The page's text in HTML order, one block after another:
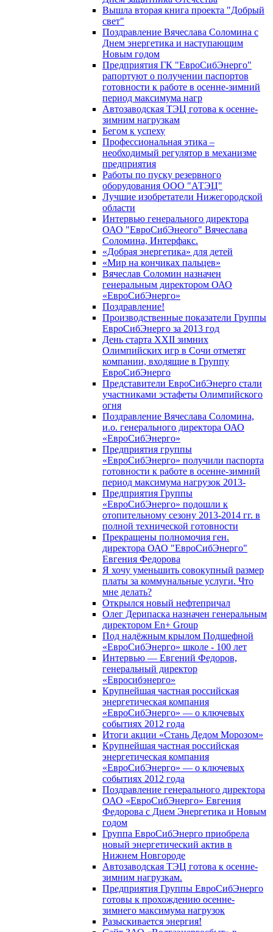
Вышла вторая книга проекта "Добрый
свет"
Поздравление Вячеслава Соломина с
Днем энергетика и наступающим
Новым годом
Предприятия ГК "ЕвроСибЭнерго"
рапортуют о получении паспортов
готовности к работе в осенне-зимний
период максимума нагр
Автозаводская ТЭЦ готова к осенне-
зимним нагрузкам
Бегом к успеху
Профессиональная этика –
необходимый регулятор в механизме
предприятия
Работы по пуску резервного
оборудования ООО "АТЭЦ"
Лучшие изобретатели Нижегородской
области
Интервью генерального директора
ОАО "ЕвроСибЭнеого" Вячеслава
Соломина, Интерфакс.
«Добрая энергетика» для детей
«Мир на кончиках пальцев»
Вячеслав Соломин назначен
генеральным директором ОАО
«ЕвроСибЭнерго»
Поздравление!
Производственные показатели Группы
ЕвроСибЭнерго за 2013 год
День старта XXII зимних
Олимпийских игр в Сочи отметят
компании, входящие в Группу
ЕвроСибЭнерго
Представители ЕвроСибЭнерго стали
участниками эстафеты Олимпийского
огня
Поздравление Вячеслава Соломина,
и.о. генерального директора ОАО
«ЕвроСибЭнерго»
Предприятия группы
«ЕвроСибЭнерго» получили паспорта
готовности к работе в осенне-зимний
период максимума нагрузок 2013-
Предприятия Группы
«ЕвроСибЭнерго» подошли к
отопительному сезону 2013-2014 гг. в
полной технической готовности
Прекращены полномочия ген.
директора ОАО "ЕвроСибЭнерго"
Евгения Федорова
Я хочу уменьшить совокупный размер
платы за коммунальные услуги. Что
мне делать?
Открылся новый нефтепричал
Олег Дерипаска назначен генеральным
директором En+ Group
Под надёжным крылом Подшефной
«ЕвроСибЭнерго» школе - 100 лет
Интервью — Евгений Федоров,
генеральный директор
«Евросибэнерго»
Крупнейшая частная российская
энергетическая компания
«ЕвроСибЭнерго» — о ключевых
событиях 2012 года
Итоги акции «Стань Дедом Морозом»
Крупнейшая частная российская
энергетическая компания
«ЕвроСибЭнерго» — о ключевых
событиях 2012 года
Поздравление генерального директора
ОАО «ЕвроСибЭнерго» Евгения
Федорова с Днем Энергетика и Новым
годом
Группа ЕвроСибЭнерго приобрела
новый энергетический актив в
Нижнем Новгороде
Автозаводская ТЭЦ готова к осенне-
зимним нагрузкам.
Предприятия Группы ЕвроСибЭнерго
готовы к прохождению осенне-
зимнего максимума нагрузок
Разыскивается энергия!